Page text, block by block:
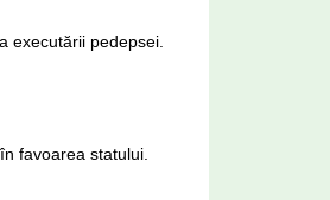
executării pedepsei.
favoarea statului.